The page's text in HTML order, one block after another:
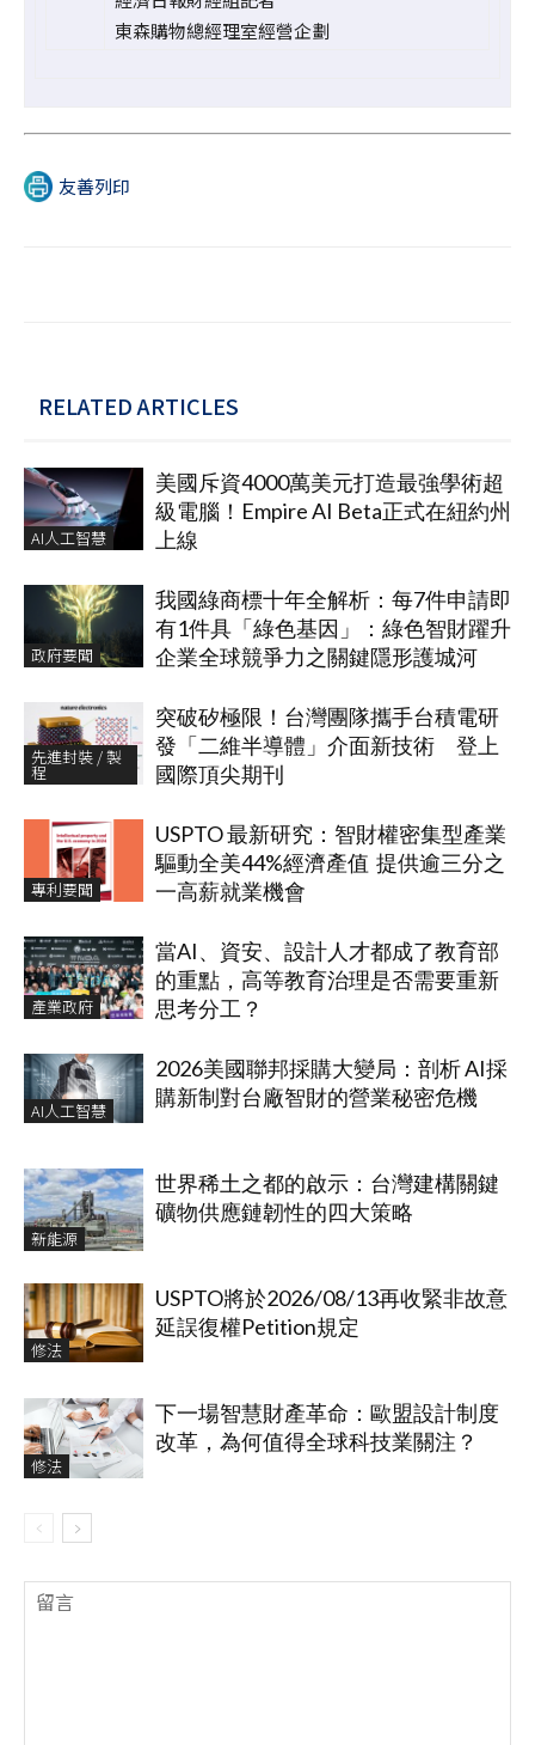
東森購物總經理室經營企劃
友善列印
RELATED ARTICLES
AI人工智慧
美國斥資4000萬美元打造最強學術超
級電腦！Empire AI Beta正式在紐約州
上線
政府要聞
我國綠商標十年全解析：每7件申請即
有1件具「綠色基因」：綠色智財躍升
企業全球競爭力之關鍵隱形護城河
先進封裝 / 製
程
突破矽極限！台灣團隊攜手台積電研
發「二維半導體」介面新技術 登上
國際頂尖期刊
專利要聞
USPTO 最新研究：智財權密集型產業
驅動全美44%經濟產值 提供逾三分之
一高薪就業機會
產業政府
當AI、資安、設計人才都成了教育部
的重點，高等教育治理是否需要重新
思考分工？
AI人工智慧
2026美國聯邦採購大變局：剖析 AI採
購新制對台廠智財的營業秘密危機
新能源
世界稀土之都的啟示：台灣建構關鍵
礦物供應鏈韌性的四大策略
修法
USPTO將於2026/08/13再收緊非故意
延誤復權Petition規定
修法
下一場智慧財產革命：歐盟設計制度
改革，為何值得全球科技業關注？